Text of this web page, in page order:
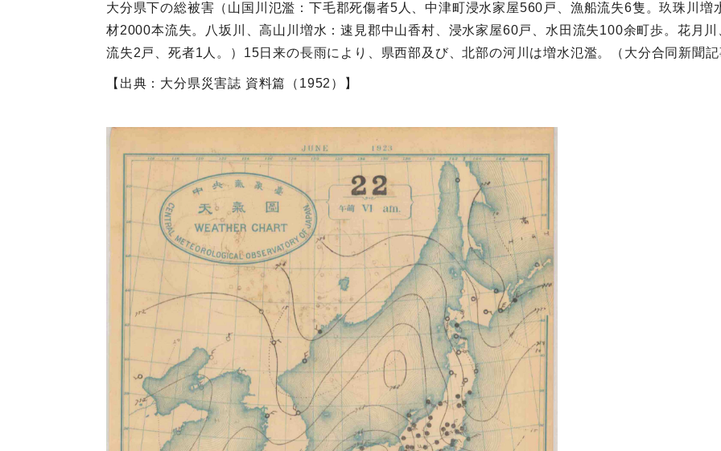
大分県下の総被害（山国川氾濫：下毛郡死傷者5人、中津町浸水家屋560戸、漁船流失6隻。玖珠川
材2000本流失。八坂川、高山川増水：速見郡中山香村、浸水家屋60戸、水田流失100余町歩。花月
流失2戸、死者1人。）15日来の長雨により、県西部及び、北部の河川は増水氾濫。（大分合同新聞
【出典：大分県災害誌 資料篇（1952）】